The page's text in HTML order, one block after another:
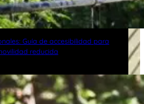
Guía de accesibilidad para
reducida